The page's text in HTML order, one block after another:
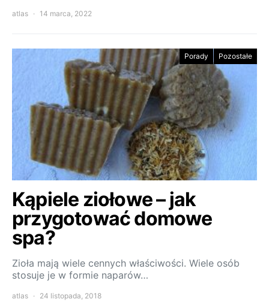
atlas 14 marca, 2022
Porady Pozostałe
Kąpiele ziołowe – jak
przygotować domowe
spa?
Zioła mają wiele cennych właściwości. Wiele osób
stosuje je w formie naparów…
atlas 24 listopada, 2018